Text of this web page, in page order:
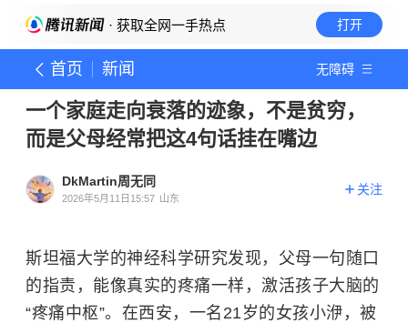
· 获取全网一手热点 打开
首页 新闻 无障碍
一个家庭走向衰落的迹象，不是贫穷，
而是父母经常把这4句话挂在嘴边
DkMartin周无同
2026年5月11日15:57 山东
关注
斯坦福大学的神经科学研究发现，父母一句随口
的指责，能像真实的疼痛一样，激活孩子大脑的
“疼痛中枢”。在西安，一名21岁的女孩小洢，被